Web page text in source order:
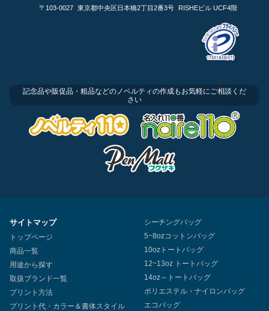
〒103-0027 東京都中央区日本橋2丁目2番3号 RISHEビル UCF4階
記念品や販促品・粗品などのノベルティの作成もお気軽にご相談くだ
さい
サイトマップ
トップページ
商品一覧
用途から探す
取扱ブランド一覧
プリント方法
プリント代・カラー＆書体スタイル
シーチングバッグ
5~8ozコットンバッグ
10ozトートバッグ
12~13oz トートバッグ
14oz～トートバッグ
ポリエステル・ナイロンバッグ
エコバッグ